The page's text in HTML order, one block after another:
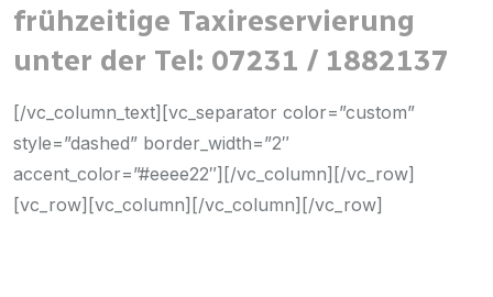
frühzeitige Taxireservierung
unter der Tel: 07231 / 1882137
[/vc_column_text][vc_separator color=”custom”
style=”dashed” border_width=”2″
accent_color=”#eeee22″][/vc_column][/vc_row]
[vc_row][vc_column][/vc_column][/vc_row]